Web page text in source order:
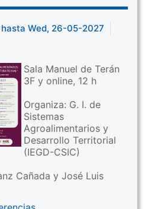
Wed, 26-05-2027
Sala Manuel de Terán
3F y online, 12 h
Organiza: G. I. de
Sistemas
Agroalimentarios y
Desarrollo Territorial
(IEGD-CSIC)
Cañada y José Luis